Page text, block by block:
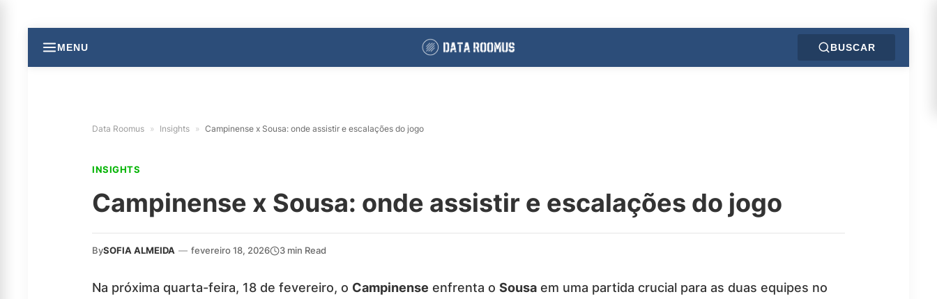
MENU BUSCAR
Data Roomus » Insights » Campinense x Sousa: onde assistir e escalações do jogo
INSIGHTS
Campinense x Sousa: onde assistir e escalações do jogo
BySOFIA ALMEIDA — fevereiro 18, 2026 3 min Read
Na próxima quarta-feira, 18 de fevereiro, o Campinense enfrenta o Sousa em uma partida crucial para as duas equipes no